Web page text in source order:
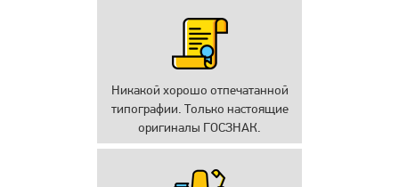
Никакой хорошо отпечатанной
типографии. Только настоящие
оригиналы ГОСЗНАК.